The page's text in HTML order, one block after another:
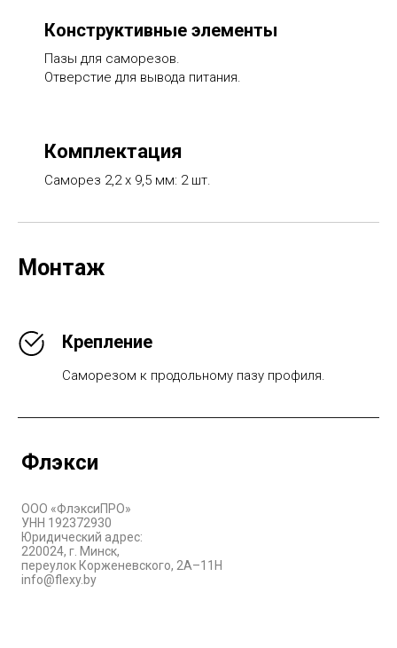
Конструктивные элементы
Пазы для саморезов.
Отверстие для вывода питания.
Комплектация
Саморез 2,2 х 9,5 мм: 2 шт.
Монтаж
Крепление
Саморезом к продольному пазу профиля.
Флэкси
ООО «ФлэксиПРО»
УНН 192372930
Юридический адрес:
220024, г. Минск,
переулок Корженевского, 2А–11Н
info@flexy.by